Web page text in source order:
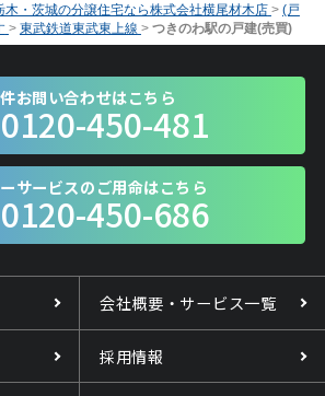
・茨城の分譲住宅なら株式会社横尾材木店 > (戸
> 東武鉄道東武東上線 > つきのわ駅の戸建(売買)
お問い合わせはこちら
0120-450-481
サービスのご用命はこちら
0120-450-686
会社概要・サービス一覧
採用情報